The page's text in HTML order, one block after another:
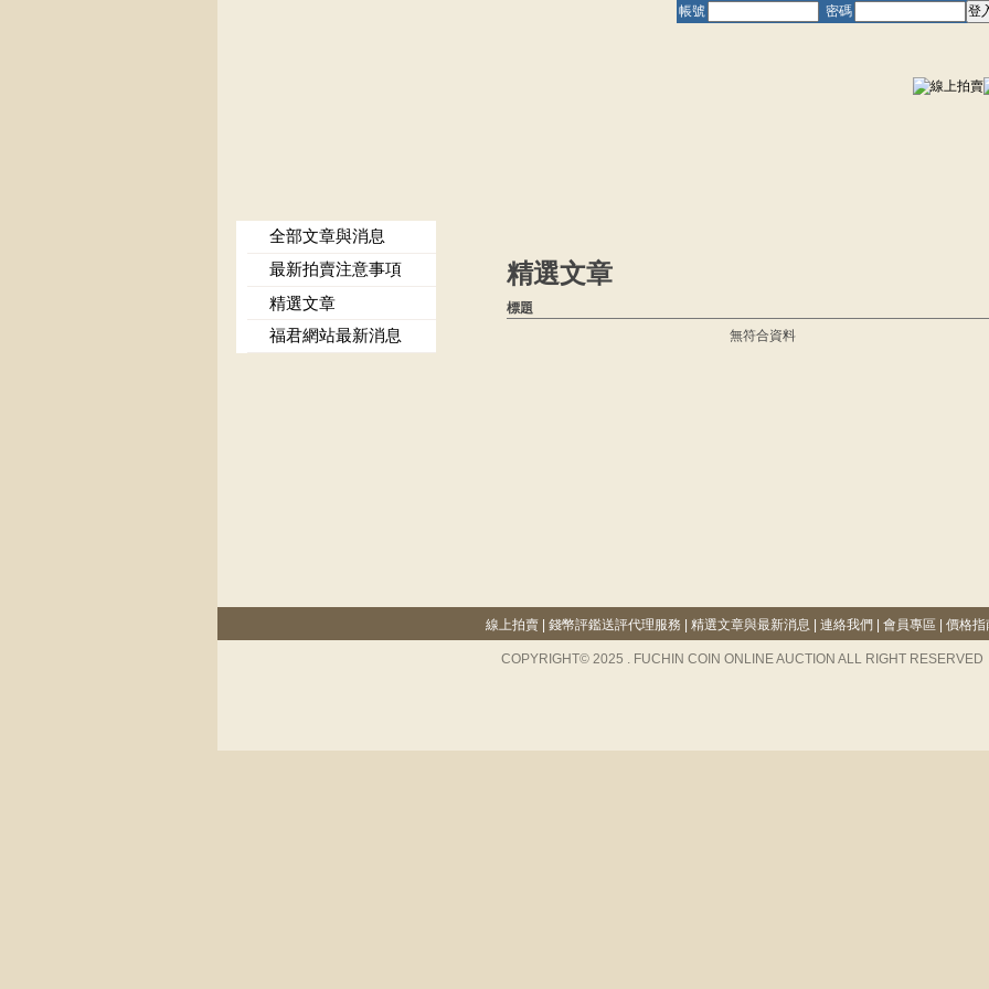
帳號 密碼
精選文章
標題
無符合資料
全部文章與消息
最新拍賣注意事項
精選文章
福君網站最新消息
線上拍賣| 錢幣評鑑送評代理服務 精選文章與最新消息 連絡我們 會員專區 價格指
COPYRIGHT© 2025 . FUCHIN COIN ONLINE AUCTION ALL RIGHT RESERVED